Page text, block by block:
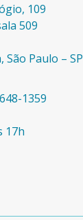
109
509
Paulo – SP​
1359
17h